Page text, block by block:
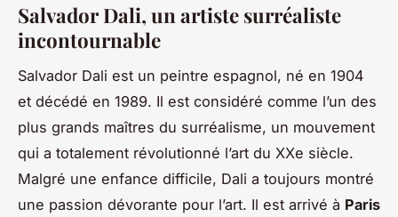
Salvador Dali, un artiste surréaliste
incontournable
Salvador Dali est un peintre espagnol, né en 1904
et décédé en 1989. Il est considéré comme l’un des
plus grands maîtres du surréalisme, un mouvement
qui a totalement révolutionné l’art du XXe siècle.
Malgré une enfance difficile, Dali a toujours montré
une passion dévorante pour l’art. Il est arrivé à Paris